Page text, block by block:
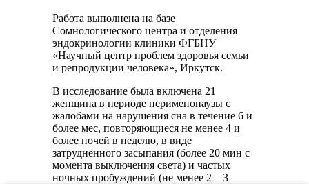
Работа выполнена на базе
Сомнологического центра и отделения
эндокринологии клиники ФГБНУ
«Научный центр проблем здоровья семьи
и репродукции человека», Иркутск.
В исследование была включена 21
женщина в периоде перименопаузы с
жалобами на нарушения сна в течение 6 и
более мес, повторяющиеся не менее 4 и
более ночей в неделю, в виде
затрудненного засыпания (более 20 мин с
момента выключения света) и частых
ночных пробуждений (не менее 2—3